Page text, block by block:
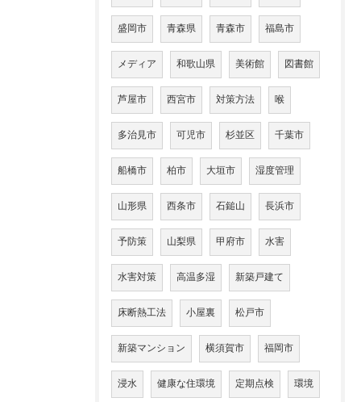
盛岡市 青森県 青森市 福島市
メディア 和歌山県 美術館 図書館
芦屋市 西宮市 対策方法 喉
多治見市 可児市 杉並区 千葉市
船橋市 柏市 大垣市 湿度管理
山形県 西条市 石鎚山 長浜市
予防策 山梨県 甲府市 水害
水害対策 高温多湿 新築戸建て
床断熱工法 小屋裏 松戸市
新築マンション 横須賀市 福岡市
浸水 健康な住環境 定期点検 環境